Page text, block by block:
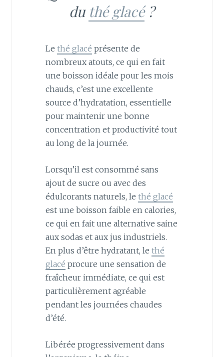
du thé glacé?
Le thé glacé présente de
nombreux atouts, ce qui en fait
une boisson idéale pour les mois
chauds, c’est une excellente
source d’hydratation, essentielle
pour maintenir une bonne
concentration et productivité tout
au long de la journée.
Lorsqu’il est consommé sans
ajout de sucre ou avec des
édulcorants naturels, le thé glacé
est une boisson faible en calories,
ce qui en fait une alternative saine
aux sodas et aux jus industriels.
En plus d’être hydratant, le thé
glacé procure une sensation de
fraîcheur immédiate, ce qui est
particulièrement agréable
pendant les journées chaudes
d’été.
Libérée progressivement dans